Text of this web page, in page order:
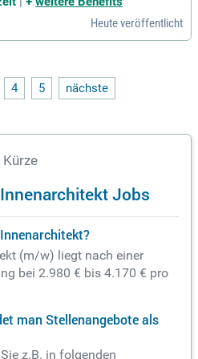
richtet sich nach Ihren Qualifika
11 TVöD. Bei uns erwartet Si
der Projektsteuerung und -abw
Studium im Bereich
haben, alternativ einen
Heute veröffentlicht
4 5 nächste
Jobs
(m/w) liegt nach einer
bei 2.980 € bis 4.170 € pro
man Stellenangebote als
z.B. in folgenden